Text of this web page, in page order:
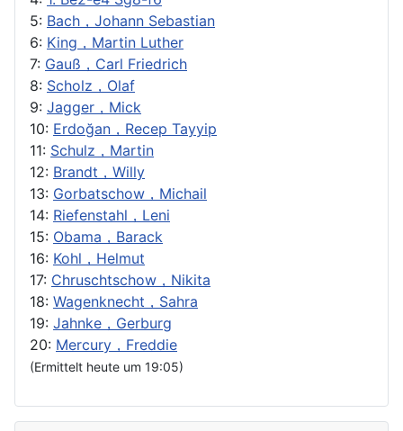
5: Bach，Johann Sebastian
6: King，Martin Luther
7: Gauß，Carl Friedrich
8: Scholz，Olaf
9: Jagger，Mick
10: Erdoğan，Recep Tayyip
11: Schulz，Martin
12: Brandt，Willy
13: Gorbatschow，Michail
14: Riefenstahl，Leni
15: Obama，Barack
16: Kohl，Helmut
17: Chruschtschow，Nikita
18: Wagenknecht，Sahra
19: Jahnke，Gerburg
20: Mercury，Freddie
(Ermittelt heute um 19:05)